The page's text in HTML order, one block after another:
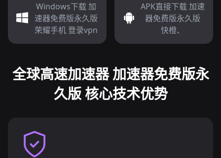
Windows下载 加
速器免费版永久版
荣耀手机 登录vpn
APK直接下载 加速
器免费版永久版
快橙、
全球高速加速器 加速器免费版永
久版 核心技术优势